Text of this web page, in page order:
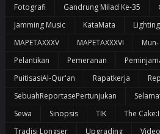
Fotografi
Gandrung Milad Ke-35
Jamming Music
KataMata Lighting
MAPETAXXXV
MAPETAXXXVI
Pelantikan
Pemeranan
PuitisasiAl-Qur'an
Rapatkerja
SebuahReportasePertunjukan
Sewa
Sinopsis TIK
The
Tradisi Longser
Upgrading